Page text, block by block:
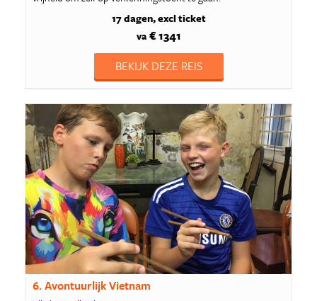
17 dagen excl ticket
va€ 1341
BEKIJK DEZE REIS
6. Avontuurlijk Vietnam